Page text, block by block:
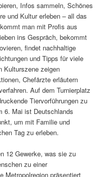
Infos sammeln, Schönes
und Kultur erleben – all das
man mit Profis aus
ins Gespräch, bekommt
findet nachhaltige
und Tipps für viele
Kulturszene zeigen
Chefärzte erläutern
Auf dem Turnierplatz
Tiervorführungen zu
6. Mai ist Deutschlands
um mit Familie und
Tag zu erleben.
12 Gewerke, was sie zu
zu einer
Metropolregion präsentiert